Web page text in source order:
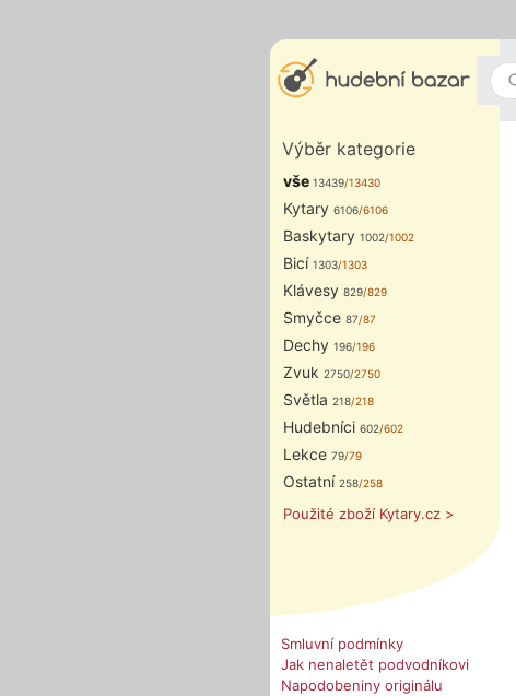
Výběr kategorie
vše 13439/13430
Kytary 6106/6106
Baskytary 1002/1002
Bicí 1303/1303
Klávesy 829/829
Smyčce 87/87
Dechy 196/196
Zvuk 2750/2750
Světla 218/218
Hudebníci 602/602
Lekce 79/79
Ostatní 258/258
Použité zboží Kytary.cz >
Smluvní podmínky
Jak nenaletět podvodníkovi
Napodobeniny originálu